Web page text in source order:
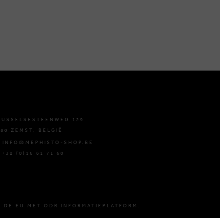
129
ZEMST, BELGIË
INFO@MEPHISTO-SHOP.BE
+32 (0)16 61 71 60
EU MET ODR INFORMATIEPLATFORM.